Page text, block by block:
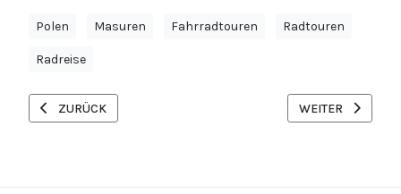
Polen Masuren Fahrradtouren Radtouren
Radreise
VORHERIGER BEITRAG: NEUE PENSIONEN UND
ZURÜCK NÄCHSTER
WEITER